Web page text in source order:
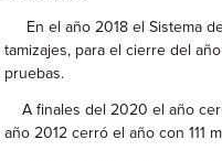
En el año 2018 el Sistema de
tamizajes, para el cierre del
pruebas.
A finales del 2020 el año
año 2012 cerró el año con 111